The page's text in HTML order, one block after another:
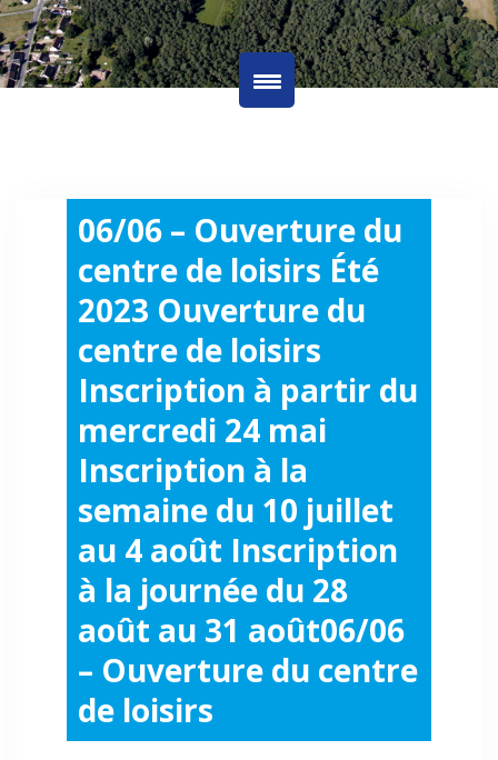
06/06 – Ouverture du
centre de loisirs Été
2023 Ouverture du
centre de loisirs
Inscription à partir du
mercredi 24 mai
Inscription à la
semaine du 10 juillet
au 4 août Inscription
à la journée du 28
août au 31 août06/06
– Ouverture du centre
de loisirs